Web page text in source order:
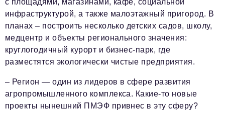
с площадями, магазинами, кафе, социальной
инфраструктурой, а также малоэтажный пригород. В
планах – построить несколько детских садов, школу,
медцентр и объекты регионального значения:
круглогодичный курорт и бизнес-парк, где
разместятся экологически чистые предприятия.
– Регион — один из лидеров в сфере развития
агропромышленного комплекса. Какие-то новые
проекты нынешний ПМЭФ привнес в эту сферу?